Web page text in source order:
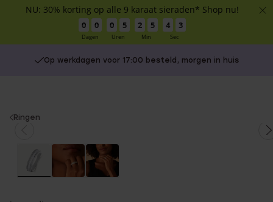
NU: 30% korting op alle 9 karaat sieraden* Shop nu!
0 0
Dagen
0 5
Uren
2 5
Min
4 3
Sec
Op werkdagen voor 17:00 besteld, morgen in huis
You
Ringen